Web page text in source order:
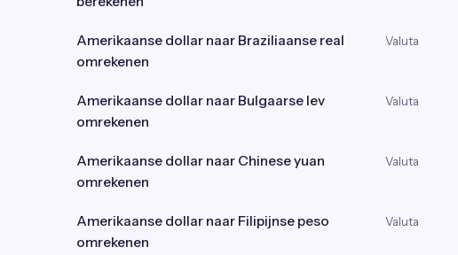
Amerikaanse dollar naar Braziliaanse real
omrekenen
Valuta
Amerikaanse dollar naar Bulgaarse lev
omrekenen
Valuta
Amerikaanse dollar naar Chinese yuan
omrekenen
Valuta
Amerikaanse dollar naar Filipijnse peso
omrekenen
Valuta